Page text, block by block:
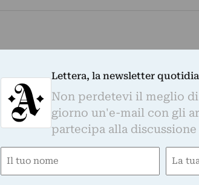
Lettera, la newsletter
Non perdetevi il meglio
giorno un'e-mail con gli
partecipa alla
Nome
Email